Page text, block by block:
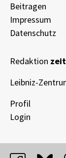
Beitragen
Impressum
Datenschutz
Redaktion
Leibniz-
Profil
Login